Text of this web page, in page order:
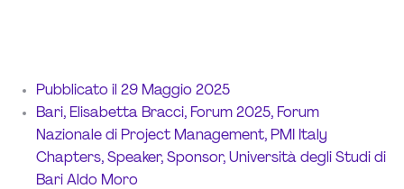
Pubblicato il 29 Maggio 2025
Bari, Elisabetta Bracci, Forum 2025, Forum
Nazionale di Project Management, PMI Italy
Chapters, Speaker, Sponsor, Università degli Studi di
Bari Aldo Moro